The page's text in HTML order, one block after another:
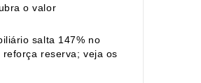
o valor
salta 147% no
reforça reserva; veja os